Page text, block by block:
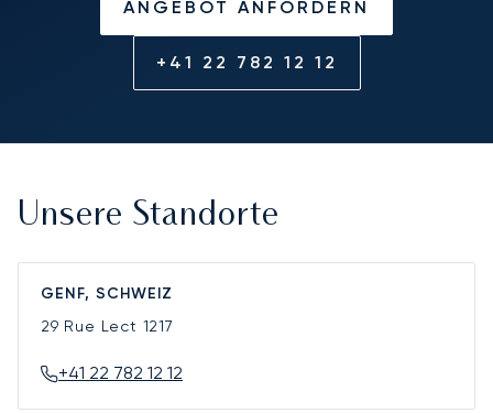
ANGEBOT ANFORDERN
+41 22 782 12 12
Unsere Standorte
GENF, SCHWEIZ
29 Rue Lect 1217
+41 22 782 12 12